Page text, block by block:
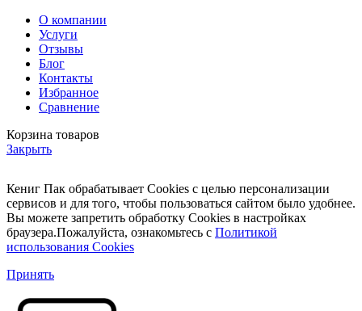
О компании
Услуги
Отзывы
Блог
Контакты
Избранное
Сравнение
Корзина товаров
Закрыть
Кениг Пак обрабатывает Cookies с целью персонализации
сервисов и для того, чтобы пользоваться сайтом было удобнее.
Вы можете запретить обработку Cookies в настройках
браузера.Пожалуйста, ознакомьтесь с Политикой
использования Cookies
Принять